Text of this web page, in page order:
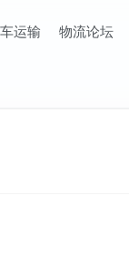
运输 物流论坛